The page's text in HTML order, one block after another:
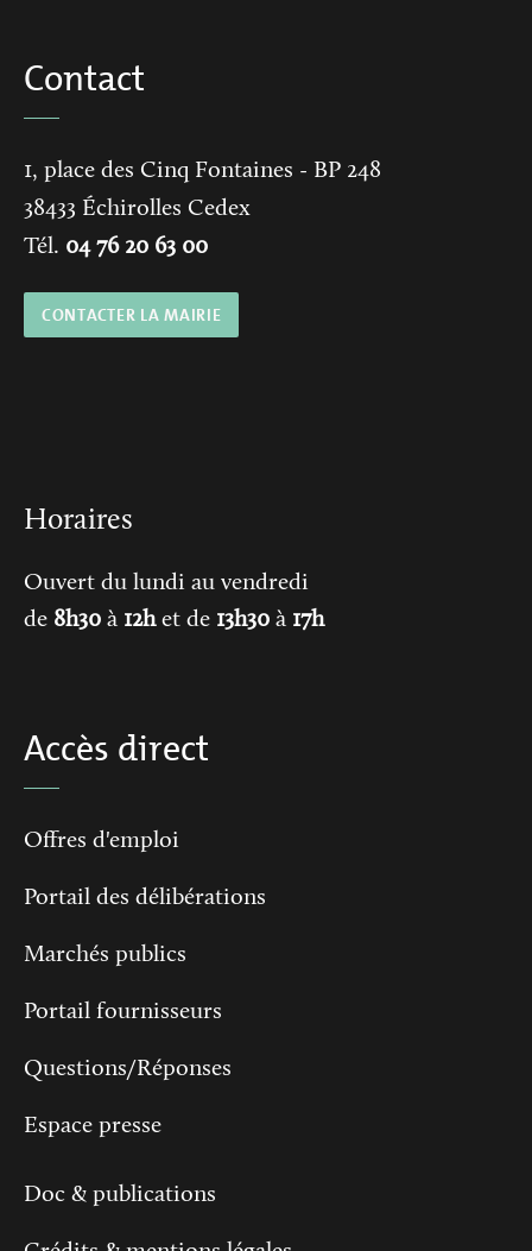
Contact
1, place des Cinq Fontaines - BP 248
38433 Échirolles Cedex
Tél. 04 76 20 63 00
CONTACTER LA MAIRIE
Horaires
Ouvert du lundi au vendredi
de 8h30 à 12het de 13h30 à 17h
Accès direct
Offres d'emploi
Portail des délibérations
Marchés publics
Portail fournisseurs
Questions/Réponses
Espace presse
Doc & publications